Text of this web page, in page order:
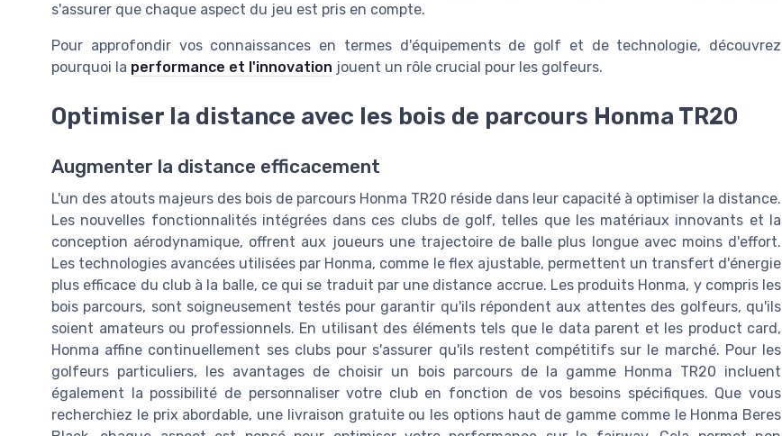
s'assurer que chaque aspect du jeu est pris en compte.
Pour approfondir vos connaissances en termes d'équipements de golf et de technologie, découvrez
pourquoi la performance et l'innovation jouent un rôle crucial pour les golfeurs.
Optimiser la distance avec les bois de parcours Honma TR20
Augmenter la distance efficacement
L'un des atouts majeurs des bois de parcours Honma TR20 réside dans leur capacité à optimiser la distance.
Les nouvelles fonctionnalités intégrées dans ces clubs de golf, telles que les matériaux innovants et la
conception aérodynamique, offrent aux joueurs une trajectoire de balle plus longue avec moins d'effort.
Les technologies avancées utilisées par Honma, comme le flex ajustable, permettent un transfert d'énergie
plus efficace du club à la balle, ce qui se traduit par une distance accrue. Les produits Honma, y compris les
bois parcours, sont soigneusement testés pour garantir qu'ils répondent aux attentes des golfeurs, qu'ils
soient amateurs ou professionnels. En utilisant des éléments tels que le data parent et les product card,
Honma affine continuellement ses clubs pour s'assurer qu'ils restent compétitifs sur le marché. Pour les
golfeurs particuliers, les avantages de choisir un bois parcours de la gamme Honma TR20 incluent
également la possibilité de personnaliser votre club en fonction de vos besoins spécifiques. Que vous
recherchiez le prix abordable, une livraison gratuite ou les options haut de gamme comme le Honma Beres